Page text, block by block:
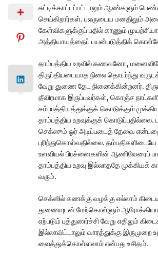
சுட்டிக்காட்டப்பட்டாலும் ஆண்களும்
செய்கிறார்கள். பலருடைய மனதிலும்
கேள்விகளுக்குப் பதில் காணும்
அத்தியாயத்தைப் பயன்படுத்திக்
தாம்பத்திய உறவில் கணவனோ,
திருப்தியடையாத நிலை தொடர்ந்து
வேறு துணை தேட நினைக்கின்றனர்.
தீவிரமாக இருப்பவர்கள், கொஞ்ச
சம்பாத்தியத்துக்குக் கொடுக்கும்
தாம்பத்திய உறவுக்குக்
செக்ஸும் ஓர் அடிப்படைத் தேவை
புரிந்துகொள்வதில்லை. தம்பதிகளிடையே
உளவியல் பிரச்னைகளின் ஆணிவேரைப்
தாம்பத்திய உறவு இல்லாததே முக்கியக்
வரும்.
செக்ஸில் கணக்கு வழக்கு எல்லாம்
துணையுடன் மேற்கொள்ளும்
ஏற்படும் புத்துணர்ச்சி வேறு எதிலும்
இல்லாவிட்டாலும் வாரத்துக்கு இருமுறை
வைத்துக்கொள்ளலாம் என்பது உசிதம்.